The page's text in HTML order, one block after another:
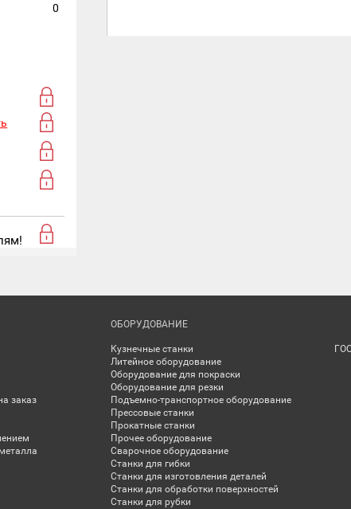
0
заказ
ОБОРУДОВАНИЕ
Кузнечные станки
Литейное оборудование
Оборудование для покраски
Оборудование для резки
Подъемно-транспортное оборудование
Прессовые станки
Прокатные станки
Прочее оборудование
Сварочное оборудование
Станки для гибки
Станки для изготовления деталей
Станки для обработки поверхностей
Станки для рубки